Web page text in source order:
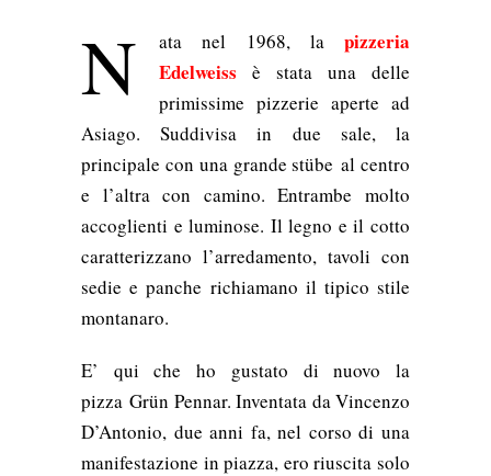
N ata nel 1968, la pizzeria
Edelweiss è stata una delle
primissime pizzerie aperte ad
Asiago. Suddivisa in due sale, la
principale con una grande stübe al centro
e l’altra con camino. Entrambe molto
accoglienti e luminose. Il legno e il cotto
caratterizzano l’arredamento, tavoli con
sedie e panche richiamano il tipico stile
montanaro.
E’ qui che ho gustato di nuovo la
pizza Grün Pennar. Inventata da Vincenzo
D’Antonio, due anni fa, nel corso di una
manifestazione in piazza, ero riuscita solo